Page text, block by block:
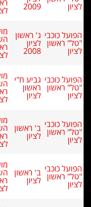
2009 ראשון
לציון
כוכבי
ראשון
ג' ראשון
לציון
2008
מועדון
השח-מט
ראשון
לציון
כוכבי
ראשון
גביע ח"י
ראשון
לציון
מועדון
השח-מט
ראשון
לציון
כוכבי
ראשון ב' ראשון
לציון
השח-מט
ראשון
לציון
כוכבי
ראשון ב' ראשון
לציון
השח-מט
ראשון
לציון